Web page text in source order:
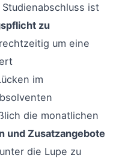
ist
zu
um eine
im
die monatlichen
und Zusatzangebote
die Lupe zu